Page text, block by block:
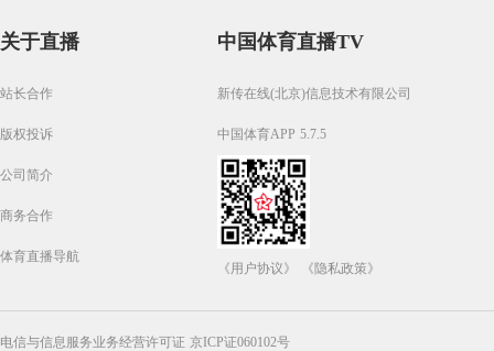
关于直播
站长合作
版权投诉
公司简介
商务合作
体育直播导航
中国体育直播TV
新传在线(北京)信息技术有限公司
中国体育APP 5.7.5
《用户协议》 《隐私政策》
电信与信息服务业务经营许可证 京ICP证060102号